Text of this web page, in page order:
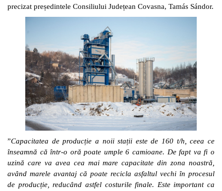
precizat președintele Consiliului Județean Covasna, Tamás Sándor.
”Capacitatea de producție a noii stații este de 160 t/h, ceea ce
înseamnă că într-o oră poate umple 6 camioane. De fapt va fi o
uzină care va avea cea mai mare capacitate din zona noastră,
având marele avantaj că poate recicla asfaltul vechi în procesul
de producție, reducând astfel costurile finale. Este important ca